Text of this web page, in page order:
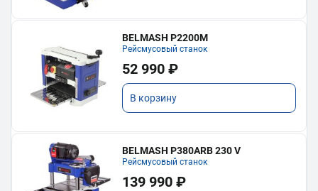
BELMASH P2200M
Рейсмусовый станок
52 990 ₽
В корзину
BELMASH P380ARB 230 V
Рейсмусовый станок
139 990 ₽